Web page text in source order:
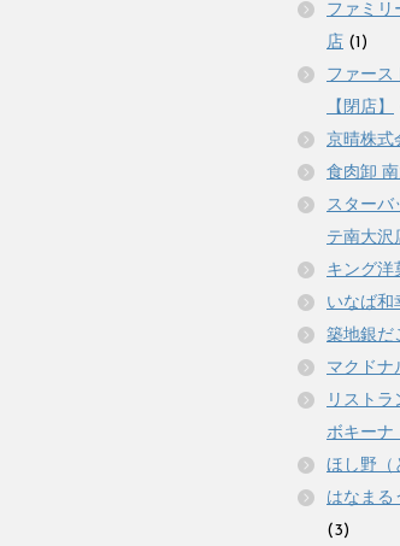
ファミリ
店 (1)
ファース
【閉店】
京晴株式
食肉卸
スターバ
テ南大沢
キング洋
いなば和
築地銀だ
マクドナ
リスト
ボキーナ
ほし野（
はなまる
(3)